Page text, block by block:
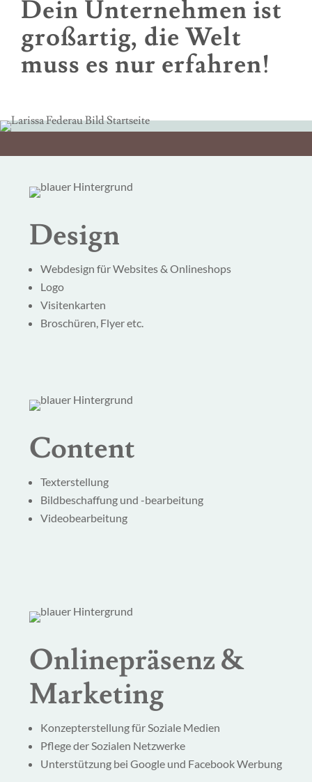
Dein Unternehmen ist
großartig, die Welt
muss es nur erfahren!
Design
Webdesign für Websites & Onlineshops
Logo
Visitenkarten
Broschüren, Flyer etc.
Content
Texterstellung
Bildbeschaffung und -bearbeitung
Videobearbeitung
Onlinepräsenz &
Marketing
Konzepterstellung für Soziale Medien
Pflege der Sozialen Netzwerke
Unterstützung bei Google und Facebook Werbung